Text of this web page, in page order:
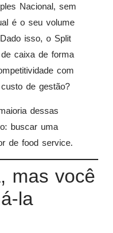
Nacional, sem
é o seu volume
isso, o Split
caixa de forma
com
de gestão?
dessas
buscar uma
de food service.
mas você
la